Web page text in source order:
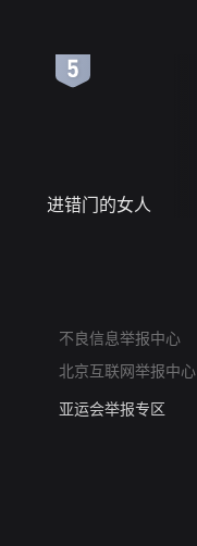
进错门的女人
不良信息举报中心
北京互联网举报中心
算法推荐专项举报
亚运会举报专区